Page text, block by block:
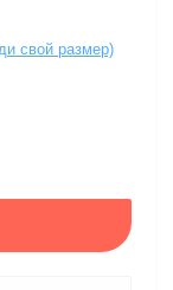
свой размер)